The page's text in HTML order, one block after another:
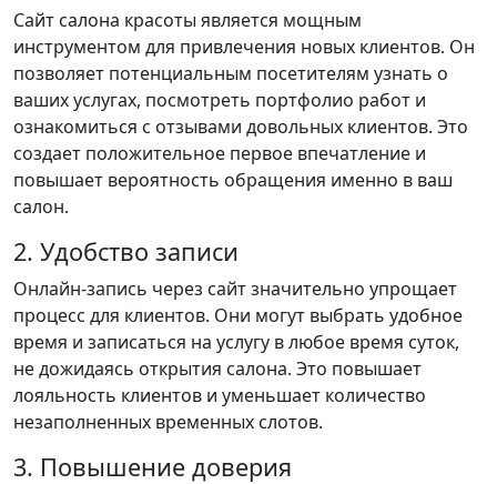
Сайт салона красоты является мощным
инструментом для привлечения новых клиентов. Он
позволяет потенциальным посетителям узнать о
ваших услугах, посмотреть портфолио работ и
ознакомиться с отзывами довольных клиентов. Это
создает положительное первое впечатление и
повышает вероятность обращения именно в ваш
салон.
2. Удобство записи
Онлайн-запись через сайт значительно упрощает
процесс для клиентов. Они могут выбрать удобное
время и записаться на услугу в любое время суток,
не дожидаясь открытия салона. Это повышает
лояльность клиентов и уменьшает количество
незаполненных временных слотов.
3. Повышение доверия